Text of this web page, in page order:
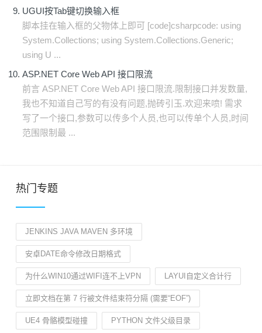
UGUI按Tab键切换输入框
脚本挂在输入框的父物体上即可 [code]csharpcode: using
System.Collections; using System.Collections.Generic;
using U ...
ASP.NET Core Web API 接口限流
前言 ASP.NET Core Web API 接口限流.限制接口并发数量,
我也不知道自己写的有没有问题,抛砖引玉.欢迎来喷! 需求
写了一个接口,参数可以传多个人员,也可以传单个人员,时间
范围限制最 ...
热门专题
JENKINS JAVA MAVEN 多环境
安卓DATE命令修改日期格式
为什么WIN10通过WIFI连不上VPN LAYUI自定义合计行
立即文档在第 7 行被文件结束符分隔 (需要“EOF”)
UE4 骨骼模型碰撞 PYTHON 文件父级目录